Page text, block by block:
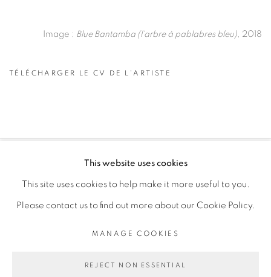
Image : Blue Bantamba (l'arbre à pablabres bleu) , 2018
TÉLÉCHARGER LE CV DE L'ARTISTE
MANAGE COOKIES
COPYRIGHT © 2026 GALERIE CÉCILE FAKHOURY
SITE BY ARTLOGIC
This website uses cookies
This site uses cookies to help make it more useful to you.
Please contact us to find out more about our Cookie Policy.
MANAGE COOKIES
REJECT NON ESSENTIAL